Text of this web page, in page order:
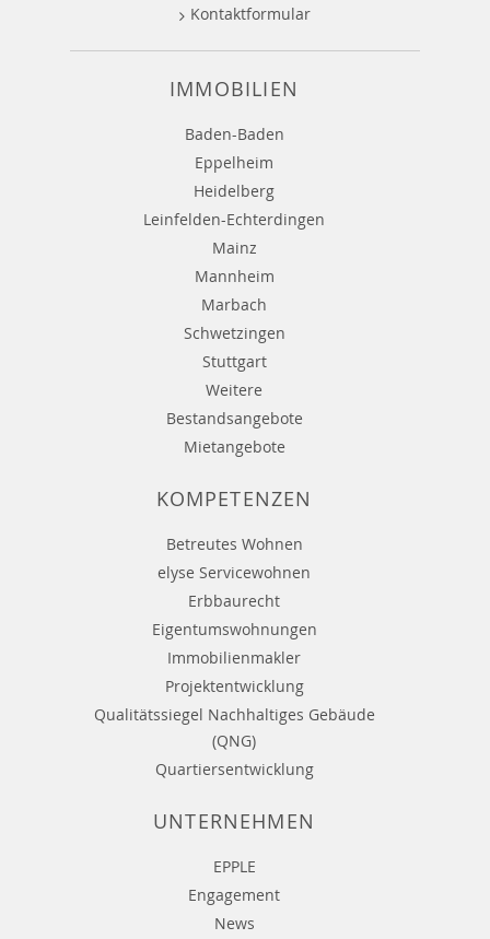
Kontaktformular
IMMOBILIEN
Baden-Baden
Eppelheim
Heidelberg
Leinfelden-Echterdingen
Mainz
Mannheim
Marbach
Schwetzingen
Stuttgart
Weitere
Bestandsangebote
Mietangebote
KOMPETENZEN
Betreutes Wohnen
elyse Servicewohnen
Erbbaurecht
Eigentumswohnungen
Immobilienmakler
Projektentwicklung
Qualitätssiegel Nachhaltiges Gebäude
(QNG)
Quartiersentwicklung
UNTERNEHMEN
EPPLE
Engagement
News